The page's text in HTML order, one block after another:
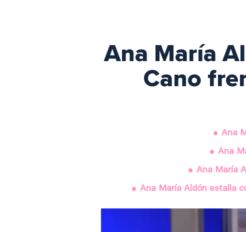
Ana María
Cano
Ana
Ana
Ana María
Ana María Aldón estalla